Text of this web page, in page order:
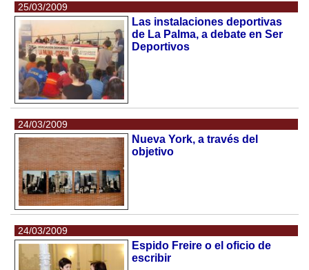
25/03/2009
Las instalaciones deportivas
de La Palma, a debate en Ser
Deportivos
24/03/2009
Nueva York, a través del
objetivo
24/03/2009
Espido Freire o el oficio de
escribir